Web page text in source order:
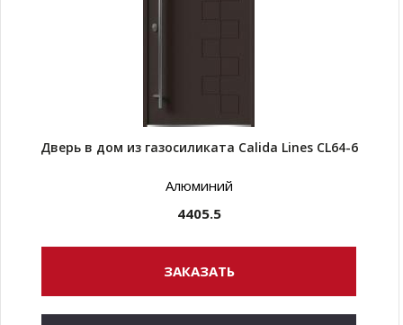
Дверь в дом из газосиликата Calida Lines CL64-6
Алюминий
4405.5
ЗАКАЗАТЬ